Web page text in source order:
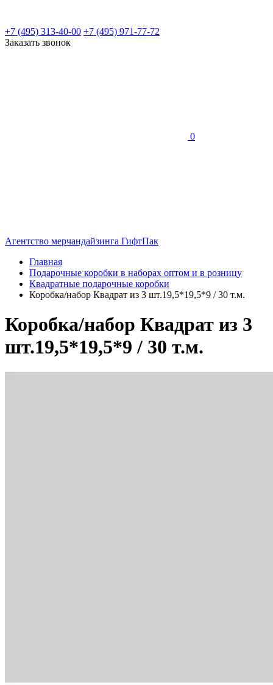
+7 (495) 313-40-00 +7 (495) 971-77-72
Заказать звонок
0
Агентство мерчандайзинга ГифтПак
Главная
Подарочные коробки в наборах оптом и в розницу
Квадратные подарочные коробки
Коробка/набор Квадрат из 3 шт.19,5*19,5*9 / 30 т.м.
Коробка/набор Квадрат из 3
шт.19,5*19,5*9 / 30 т.м.